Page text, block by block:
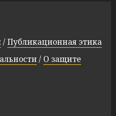
/Публикационная этика
/ О защите